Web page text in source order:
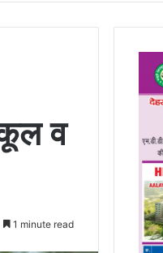
व
1 minute read